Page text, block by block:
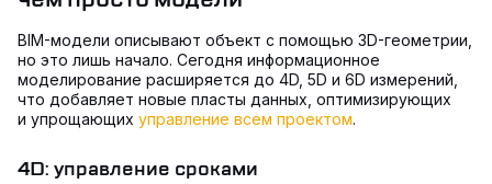
BIM-модели описывают объект с помощью 3D-геометрии,
но это лишь начало. Сегодня информационное
моделирование расширяется до 4D, 5D и 6D измерений,
что добавляет новые пласты данных, оптимизирующих
и упрощающих управление всем проектом.
4D: управление сроками